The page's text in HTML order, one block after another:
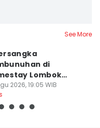
See More
di
Lombok
Dilimpahkan ke
2026, 19:05 WIB